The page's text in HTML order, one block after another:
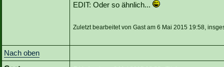
EDIT: Oder so ähnlich...
Zuletzt bearbeitet von Gast am 6 Mai 2015 19:58,
Nach oben